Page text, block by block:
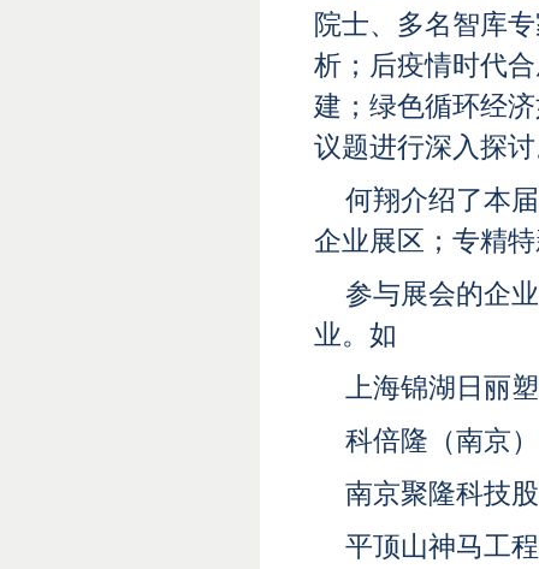
院士、多名智库
析；后疫情时代
建；绿色循环经
议题进行深入探
何翔介绍了本
企业展区；专精
参与展会的企
业。如
上海锦湖日丽
科倍隆（南京
南京聚隆科技
平顶山神马工